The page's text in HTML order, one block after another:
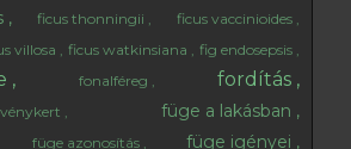
ficus thonningii
ficus vaccinioides
villosa ficus watkinsiana fig endosepsis
fonalféreg fordítás
füge a lakásban
füge azonosítás
füge igényei